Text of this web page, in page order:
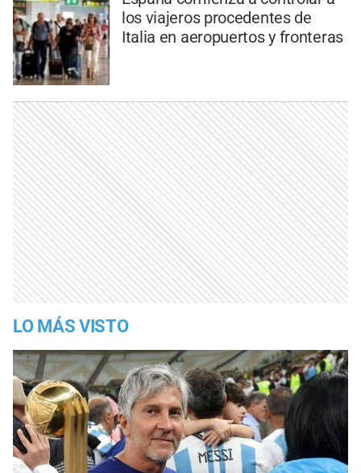
los viajeros procedentes de
Italia en aeropuertos y fronteras
LO MÁS VISTO